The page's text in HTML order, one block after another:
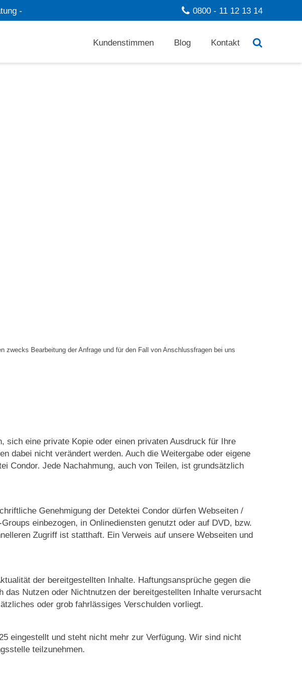
- 0800 - 11 12 13 14
Kundenstimmen Blog Kontakt
zwecks Bearbeitung der Anfrage und für den Fall von Anschlussfragen bei uns
eine private Kopie oder einen privaten Ausdruck für Ihre
dabei nicht verändert werden. Auch die Weitergabe oder eigene
Condor. Jede Nachahmung, auch von Teilen, ist grundsätzlich
Genehmigung der Detektei Condor dürfen Webseiten /
einbezogen, in Onlinediensten genutzt oder auf DVD, bzw.
Zugriff ist statthaft. Ein Verweis auf unsere Webseiten und
der bereitgestellten Inhalte. Haftungsansprüche gegen die
Nutzen oder Nichtnutzen der bereitgestellten Inhalte verursacht
oder grob fahrlässiges Verschulden vorliegt.
eingestellt und steht nicht mehr zur Verfügung. Wir sind nicht
teilzunehmen.